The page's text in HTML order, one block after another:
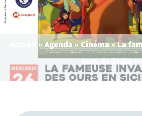
»Agenda»Cinéma « La
ours de Sicile »